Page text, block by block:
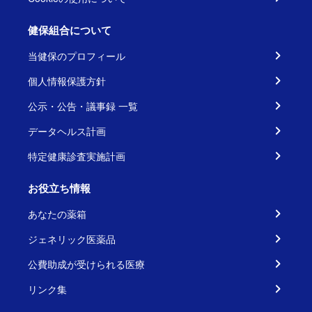
健保組合について
当健保のプロフィール
個人情報保護方針
公示・公告・議事録 一覧
データヘルス計画
特定健康診査実施計画
お役立ち情報
あなたの薬箱
ジェネリック医薬品
公費助成が受けられる医療
リンク集